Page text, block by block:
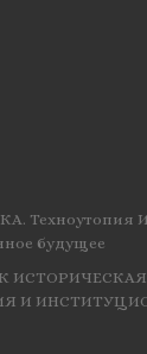
Техноутопия
будущее
И